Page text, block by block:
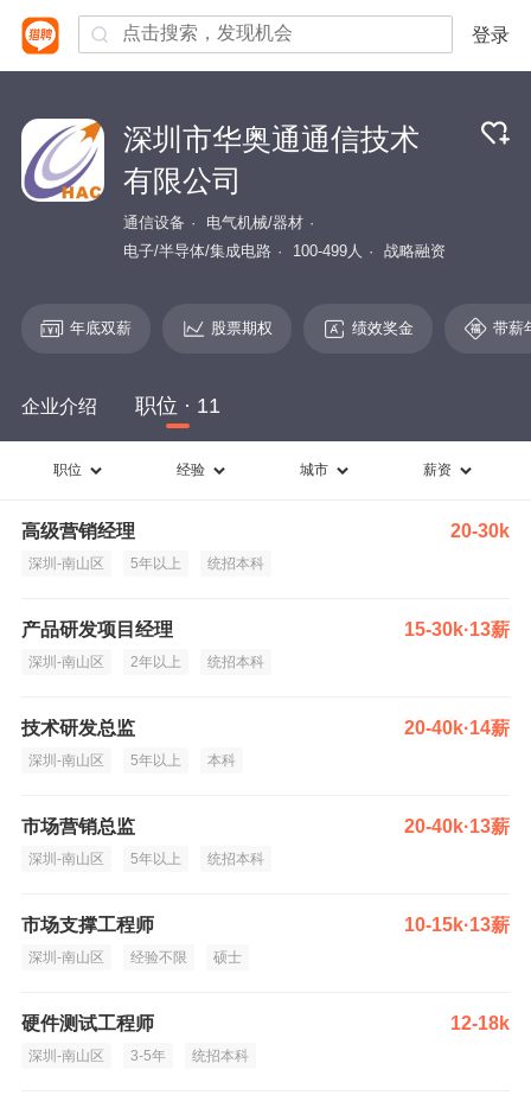
登录
深圳市华奥通通信技术
有限公司
通信设备
电气机械/器材
电子/半导体/集成电路
100-499人 战略融资
年底双薪 股票期权 绩效奖金 带薪
企业介绍 职位 · 11
职位 经验 城市 薪资
高级营销经理 20-30k
深圳-南山区 5年以上 统招本科
产品研发项目经理 15-30k·13薪
深圳-南山区 2年以上 统招本科
技术研发总监 20-40k·14薪
深圳-南山区 5年以上 本科
市场营销总监 20-40k·13薪
深圳-南山区 5年以上 统招本科
市场支撑工程师 10-15k·13薪
深圳-南山区 经验不限 硕士
硬件测试工程师 12-18k
深圳-南山区 3-5年 统招本科